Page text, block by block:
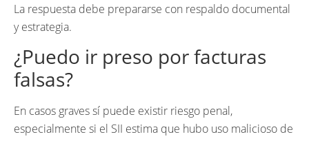
La respuesta debe prepararse con respaldo documental
y estrategia.
¿Puedo ir preso por facturas
falsas?
En casos graves sí puede existir riesgo penal,
especialmente si el SII estima que hubo uso malicioso de